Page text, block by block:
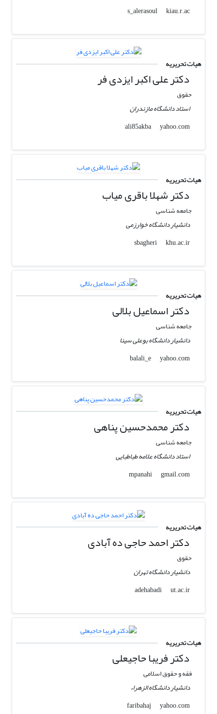
s_alerasoul
kiau.r.ac
هیات تحریریه
دکتر علی اکبر ایزدی فر
حقوق
استاد دانشگاه مازندران
ali85akba
yahoo.com
هیات تحریریه
دکتر شهلا باقری میاب
جامعه شناسی
دانشیار دانشگاه خوارزمی
sbagheri
khu.ac.ir
هیات تحریریه
دکتر اسماعیل بلالی
جامعه شناسی
دانشیار دانشگاه بوعلی سینا
balali_e
yahoo.com
هیات تحریریه
دکتر محمدحسین پناهی
جامعه شناسی
استاد دانشگاه علامه طباطبایی
mpanahi
gmail.com
هیات تحریریه
دکتر احمد حاجی ده آبادی
حقوق
دانشیار دانشگاه تهران
adehabadi
ut.ac.ir
هیات تحریریه
دکتر فریبا حاجیعلی
فقه و حقوق اسلامی
دانشیار دانشگاه الزهراء
faribahaj
yahoo.com